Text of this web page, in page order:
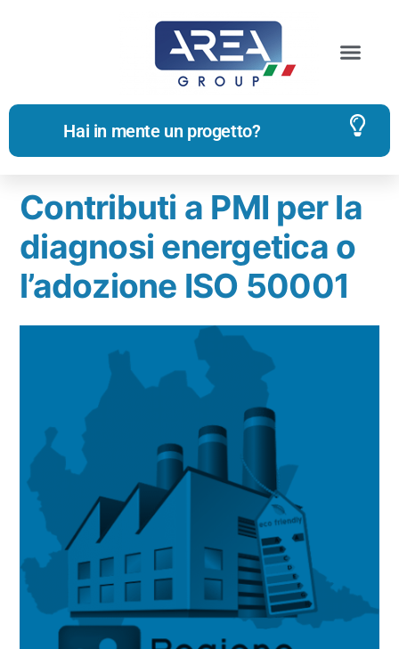
Hai in mente un progetto?
Archivi dei tag:
Contributi a PMI per la
diagnosi energetica o
l’adozione ISO 50001